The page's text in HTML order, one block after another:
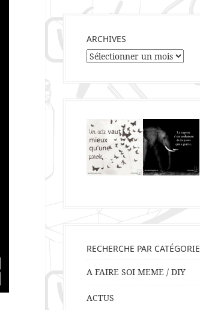
ARCHIVES
Archives
RECHERCHE PAR CATÉGORIE
A FAIRE SOI MEME / DIY
ACTUS